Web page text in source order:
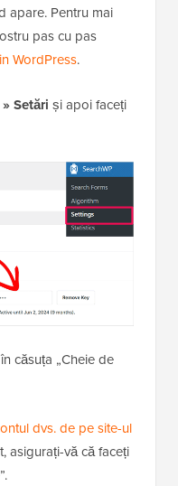
apare. Pentru mai
pas cu pas
WordPress.
Setări și apoi faceți
căsuța „Cheie de
dvs. de pe site-ul
asigurați-vă că faceți